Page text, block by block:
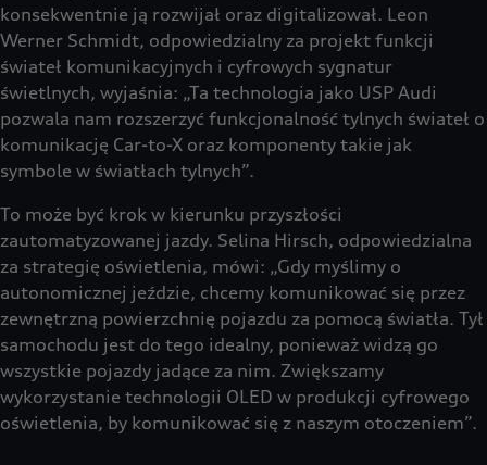
konsekwentnie ją rozwijał oraz digitalizował. Leon
Werner Schmidt, odpowiedzialny za projekt funkcji
świateł komunikacyjnych i cyfrowych sygnatur
świetlnych, wyjaśnia: „Ta technologia jako USP Audi
pozwala nam rozszerzyć funkcjonalność tylnych świateł o
komunikację Car-to-X oraz komponenty takie jak
symbole w światłach tylnych”.
To może być krok w kierunku przyszłości
zautomatyzowanej jazdy. Selina Hirsch, odpowiedzialna
za strategię oświetlenia, mówi: „Gdy myślimy o
autonomicznej jeździe, chcemy komunikować się przez
zewnętrzną powierzchnię pojazdu za pomocą światła. Tył
samochodu jest do tego idealny, ponieważ widzą go
wszystkie pojazdy jadące za nim. Zwiększamy
wykorzystanie technologii OLED w produkcji cyfrowego
oświetlenia, by komunikować się z naszym otoczeniem”.